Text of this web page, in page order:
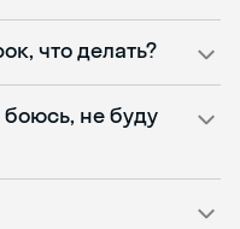
что делать?
не буду